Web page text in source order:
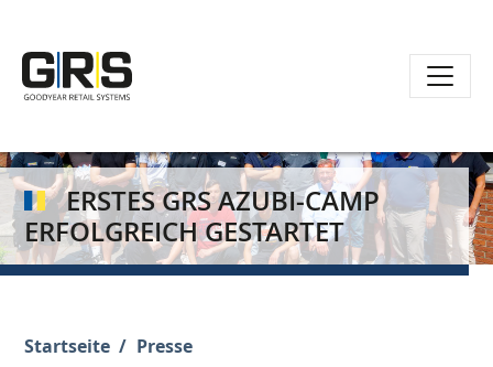
Inhalt
ERSTES GRS AZUBI-CAMP
ERFOLGREICH GESTARTET
Startseite
Presse